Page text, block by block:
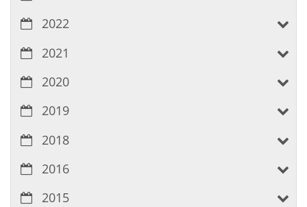
2022
2021
2020
2019
2018
2016
2015